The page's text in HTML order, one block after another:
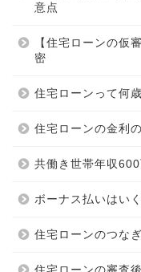
意点
【住宅ローンの仮
密
住宅ローンって何
住宅ローンの金利
共働き世帯年収
ボーナス払いはい
住宅ローンのつな